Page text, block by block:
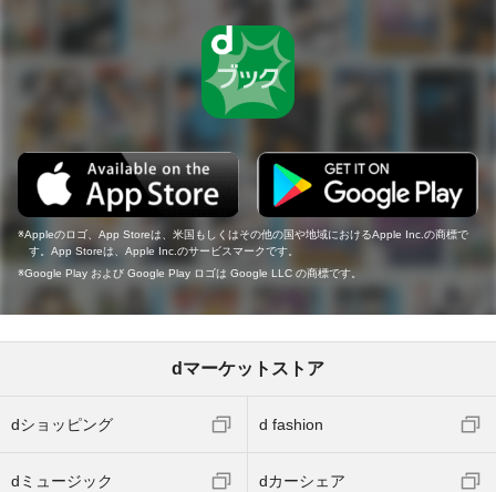
Appleのロゴ、App Storeは、米国もしくはその他の国や地域におけるApple Inc.の商標で
す。App Storeは、Apple Inc.のサービスマークです。
Google Play および Google Play ロゴは Google LLC の商標です。
dマーケットストア
dショッピング d fashion
dミュージック dカーシェア